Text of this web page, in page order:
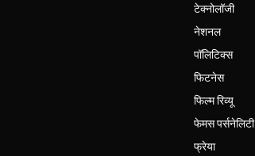
टेक्नोलॉजी
नेशनल
पॉलिटिक्स
फिटनेस
फिल्म रिव्यू
फेमस पर्सनेलिटी
फ्रेया